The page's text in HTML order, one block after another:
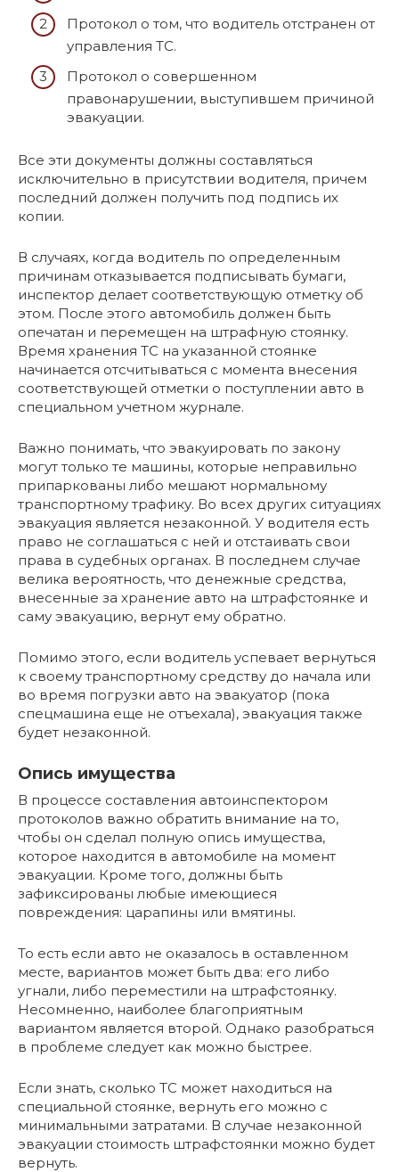
Протокол о том, что водитель отстранен от
управления ТС.
Протокол о совершенном
правонарушении, выступившем причиной
эвакуации.
Все эти документы должны составляться
исключительно в присутствии водителя, причем
последний должен получить под подпись их
копии.
В случаях, когда водитель по определенным
причинам отказывается подписывать бумаги,
инспектор делает соответствующую отметку об
этом. После этого автомобиль должен быть
опечатан и перемещен на штрафную стоянку.
Время хранения ТС на указанной стоянке
начинается отсчитываться с момента внесения
соответствующей отметки о поступлении авто в
специальном учетном журнале.
Важно понимать, что эвакуировать по закону
могут только те машины, которые неправильно
припаркованы либо мешают нормальному
транспортному трафику. Во всех других ситуациях
эвакуация является незаконной. У водителя есть
право не соглашаться с ней и отстаивать свои
права в судебных органах. В последнем случае
велика вероятность, что денежные средства,
внесенные за хранение авто на штрафстоянке и
саму эвакуацию, вернут ему обратно.
Помимо этого, если водитель успевает вернуться
к своему транспортному средству до начала или
во время погрузки авто на эвакуатор (пока
спецмашина еще не отъехала), эвакуация также
будет незаконной.
Опись имущества
В процессе составления автоинспектором
протоколов важно обратить внимание на то,
чтобы он сделал полную опись имущества,
которое находится в автомобиле на момент
эвакуации. Кроме того, должны быть
зафиксированы любые имеющиеся
повреждения: царапины или вмятины.
То есть если авто не оказалось в оставленном
месте, вариантов может быть два: его либо
угнали, либо переместили на штрафстоянку.
Несомненно, наиболее благоприятным
вариантом является второй. Однако разобраться
в проблеме следует как можно быстрее.
Если знать, сколько ТС может находиться на
специальной стоянке, вернуть его можно с
минимальными затратами. В случае незаконной
эвакуации стоимость штрафстоянки можно будет
вернуть.